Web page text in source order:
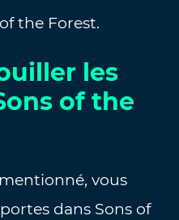
the Forest.
les
of the
vous
dans Sons of